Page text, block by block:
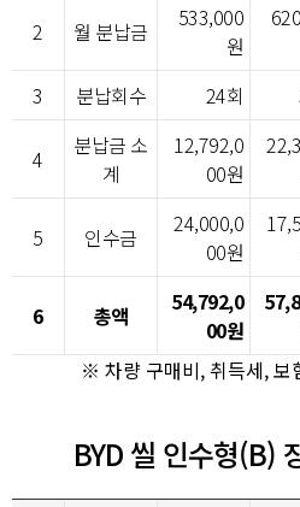
2 월 분납금
533,000
원
3
분납회수 24회
4
분납금 소
계
12,792,0
00원
5 인수금
24,000,0
00원
6 총액
54,792,0
00원
※ 차량 구매비, 취득세, 보
BYD 씰 인수형(B)